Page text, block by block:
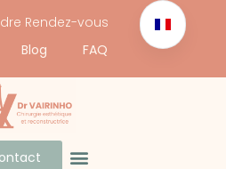
Rendez-vous
Blog FAQ